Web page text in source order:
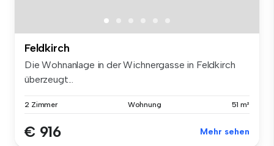
Feldkirch
Die Wohnanlage in der Wichnergasse in Feldkirch
überzeugt...
2 Zimmer Wohnung 51 m²
€ 916 Mehr sehen